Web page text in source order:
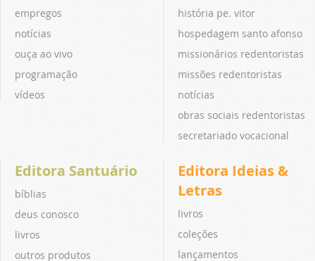
empregos
notícias
ouça ao vivo
programação
vídeos
história pe. vitor
hospedagem santo afonso
missionários redentoristas
missões redentoristas
notícias
obras sociais redentoristas
secretariado vocacional
Editora Santuário
bíblias
deus conosco
livros
outros produtos
Editora Ideias &
Letras
livros
coleções
lançamentos